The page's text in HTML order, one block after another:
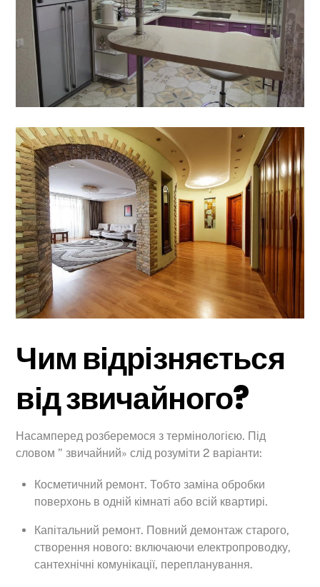
Чим відрізняється
від звичайного?
Насамперед розберемося з термінологією. Під
словом ” звичайний» слід розуміти 2 варіанти:
Косметичний ремонт. Тобто заміна обробки
поверхонь в одній кімнаті або всій квартирі.
Капітальний ремонт. Повний демонтаж старого,
створення нового: включаючи електропроводку,
сантехнічні комунікації, перепланування.